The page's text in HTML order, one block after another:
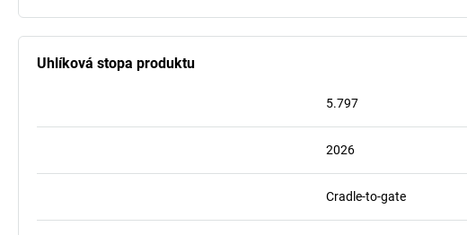
Uhlíková stopa produktu
5.797
2026
Cradle-to-gate